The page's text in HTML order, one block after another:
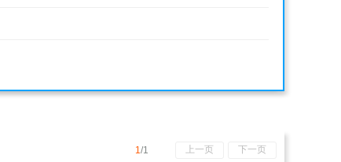
下一页
1/1 上一页